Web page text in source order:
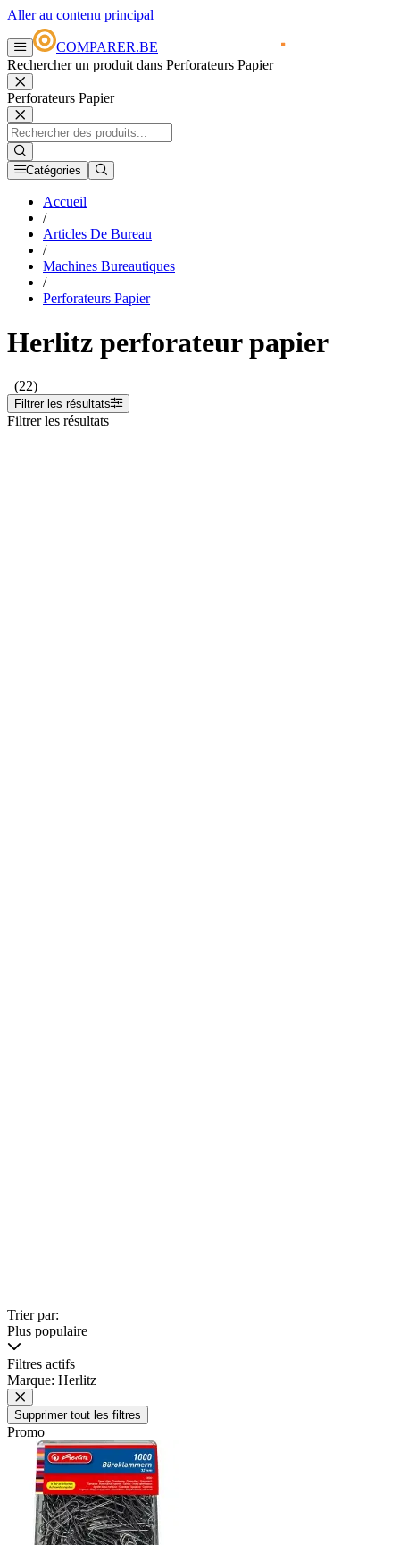
Aller au contenu principal
COMPARER.BE
Rechercher un produit dans Perforateurs Papier
Perforateurs Papier
Catégories
Accueil
/
Articles De Bureau
/
Machines Bureautiques
/
Perforateurs Papier
Herlitz perforateur papier
(22)
Filtrer les résultats
Filtrer les résultats
Trier par:
Plus populaire
Filtres actifs
Marque: Herlitz
Supprimer tout les filtres
Promo